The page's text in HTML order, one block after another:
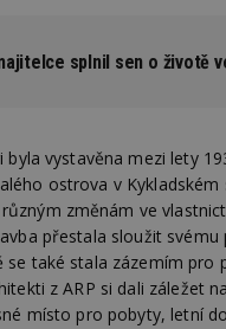
splnil sen o životě
vystavěna mezi lety
ostrova v Kykladském
změnám ve
přestala sloužit svému
se také stala zázemím pro
z ARP si dali záležet
místo pro pobyty, letní